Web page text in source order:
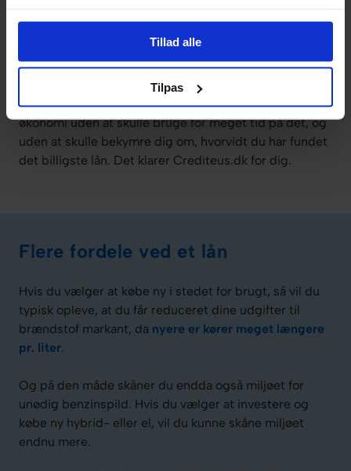
Tillad alle
Tilpas
længere tid, alt efter hvad der passer til dit budget. Du
kan bruge pengene som du vil. Crediteus.dk hjælper
dig med at gøre låneprocessen mere gennemskuelig
og overkommelig, så du får et lån, der passer til din
økonomi uden at skulle bruge for meget tid på det, og
uden at skulle bekymre dig om, hvorvidt du har fundet
det billigste lån. Det klarer Crediteus.dk for dig.
Flere fordele ved et lån
Hvis du vælger at købe ny i stedet for brugt, så vil du
typisk opleve, at du får reduceret dine udgifter til
brændstof markant, da nyere er kører meget længere
pr. liter.
Og på den måde skåner du endda også miljøet for
unødig benzinspild. Hvis du vælger at investere og
købe ny hybrid- eller el, vil du kunne skåne miljøet
endnu mere.